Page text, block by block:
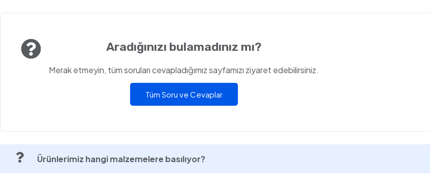
Aradığınızı bulamadınız mı?
Merak etmeyin, tüm soruları cevapladığımız sayfamızı ziyaret edebilirsiniz.
Tüm Soru ve Cevaplar
Ürünlerimiz hangi malzemelere basılıyor?